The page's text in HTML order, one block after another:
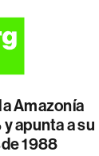
Amazonía
apunta a su
1988